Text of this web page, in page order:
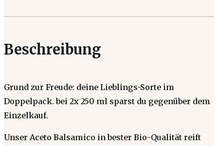
Beschreibung
Grund zur Freude: deine Lieblings-Sorte im
Doppelpack. bei 2x 250 ml sparst du gegenüber dem
Einzelkauf.
Unser Aceto Balsamico in bester Bio-Qualität reift